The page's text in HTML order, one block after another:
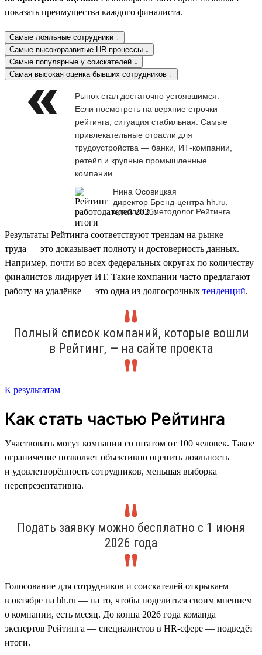
показать преимущества каждого финалиста.
Самые лояльные сотрудники ↓
Самые высокоразвитые HR-процессы ↓
Самые популярные у соискателей ↓
Самая высокая оценка бывших сотрудников ↓
Рынок стал достаточно устоявшимся.
Если посмотреть на верхние строчки
рейтинга, ситуация стабильная. Самые
привлекательные отрасли для
трудоустройства — банки, ИТ-компании,
ретейл и крупные промышленные
компании
Нина Осовицкая
директор Бренд-центра hh.ru,
идеолог и методолог Рейтинга
Результаты Рейтинга соответствуют трендам на рынке
труда — это доказывает полноту и достоверность данных.
Например, почти во всех федеральных округах по количеству
финалистов лидирует ИТ. Такие компании часто предлагают
работу на удалёнке — это одна из долгосрочных тенденций.
Полный список компаний, которые вошли
в Рейтинг, — на сайте проекта
К результатам
Как стать частью Рейтинга
Участвовать могут компании со штатом от 100 человек. Такое
ограничение позволяет объективно оценить лояльность
и удовлетворённость сотрудников, меньшая выборка
нерепрезентативна.
Подать заявку можно бесплатно с 1 июня
2026 года
Голосование для сотрудников и соискателей открываем
в октябре на hh.ru — на то, чтобы поделиться своим мнением
о компании, есть месяц. До конца 2026 года команда
экспертов Рейтинга — специалистов в HR-сфере — подведёт
итоги.